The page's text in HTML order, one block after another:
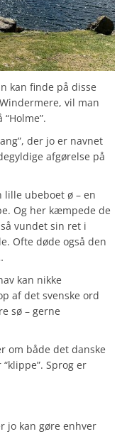
kan finde på disse
vil man
der jo er navnet
afgørelse på
ubeboet ø – en
Og her kæmpede de
vundet sin ret i
Ofte døde også den
kan nikke
af det svenske ord
sø – gerne
om både det danske
Sprog er
jo kan gøre enhver